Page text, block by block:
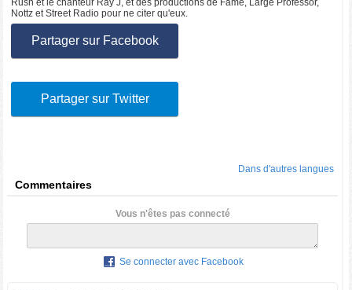
Rush et le chanteur Ray J, et des productions de Fame, Large Professor,
Nottz et Street Radio pour ne citer qu'eux.
Partager sur Facebook
Partager sur Twitter
Dans d'autres langues
Commentaires
Vous n'êtes pas connecté
Se connecter avec Facebook